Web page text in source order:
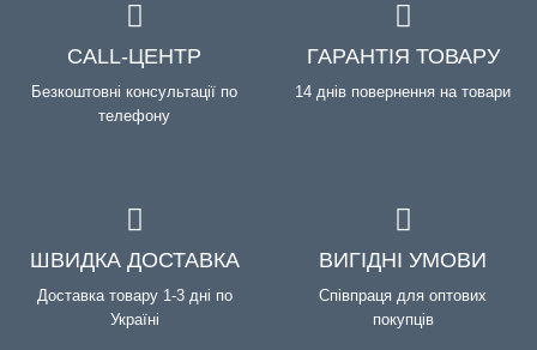
CALL-ЦЕНТР
Безкоштовні консультації по
телефону
ГАРАНТІЯ ТОВАРУ
14 днів повернення на товари
ШВИДКА ДОСТАВКА
Доставка товару 1-3 дні по
Україні
ВИГІДНІ УМОВИ
Співпраця для оптових
покупців